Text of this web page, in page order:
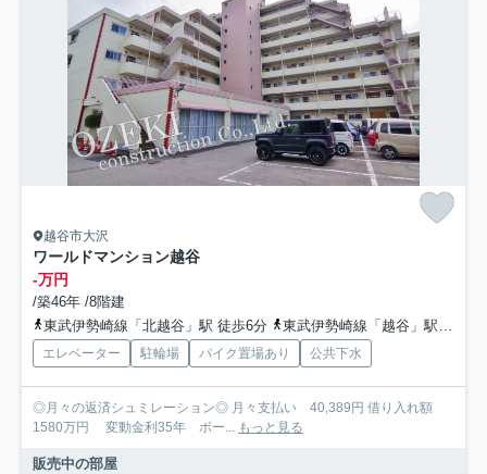
越谷市大沢
ワールドマンション越谷
-万円
/築46年 /8階建
東武伊勢崎線「北越谷」駅 徒歩6分
東武伊勢崎線「越谷」駅 徒歩26分
エレベーター 駐輪場 バイク置場あり 公共下水
◎月々の返済シュミレーション◎ 月々支払い 40,389円 借り入れ額
1580万円 変動金利35年 ボー... もっと見る
販売中の部屋